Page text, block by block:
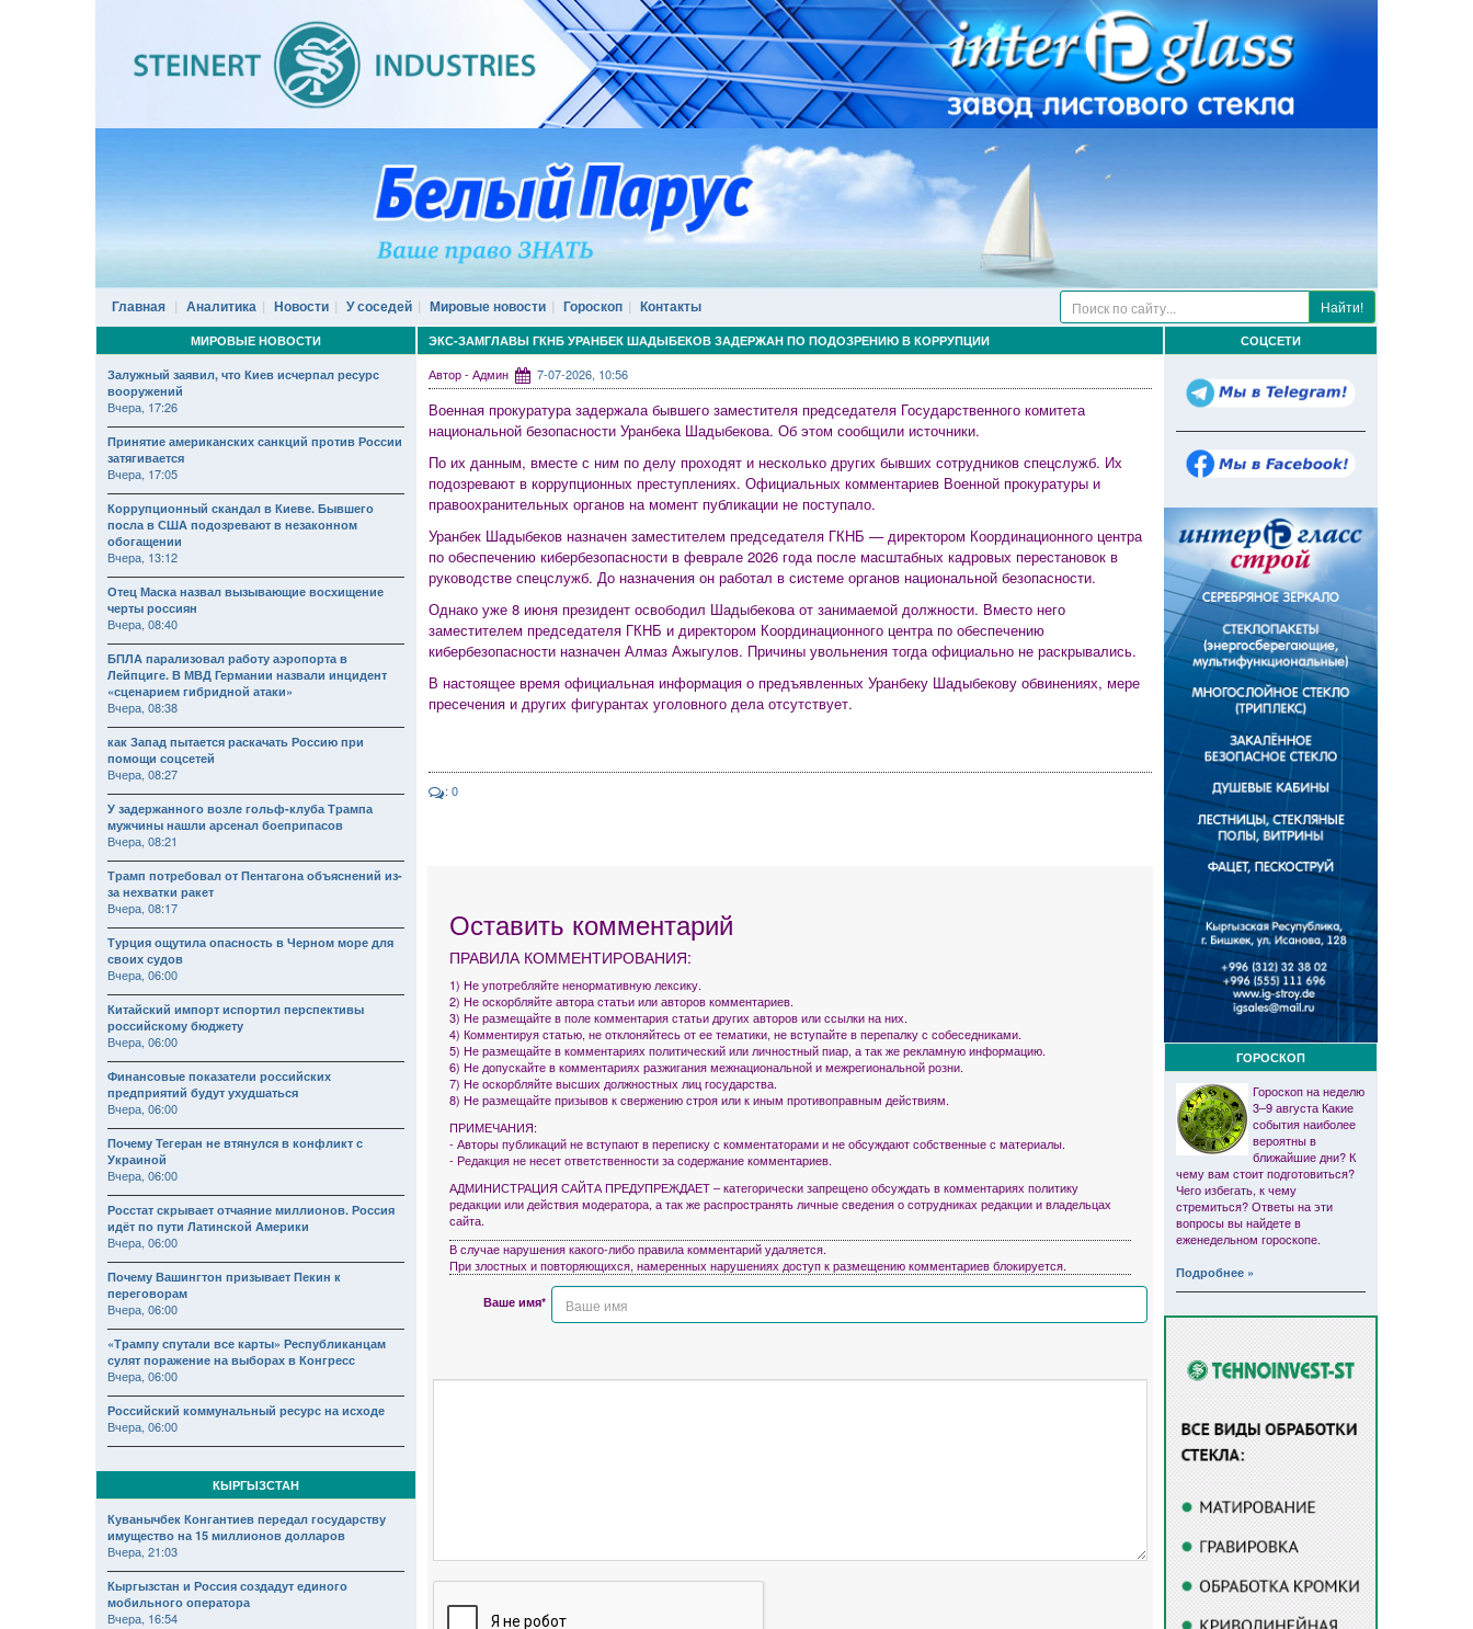
Главная Аналитика Новости У соседей Мировые новости Гороскоп Контакты Найти!
ЭКС-ЗАМГЛАВЫ ГКНБ УРАНБЕК ШАДЫБЕКОВ ЗАДЕРЖАН ПО ПОДОЗРЕНИЮ В КОРРУПЦИИ
Автор - Админ 7-07-2026, 10:56
Военная прокуратура задержала бывшего заместителя председателя Государственного комитета
национальной безопасности Уранбека Шадыбекова. Об этом сообщили источники.
По их данным, вместе с ним по делу проходят и несколько других бывших сотрудников спецслужб. Их
подозревают в коррупционных преступлениях. Официальных комментариев Военной прокуратуры и
правоохранительных органов на момент публикации не поступало.
Уранбек Шадыбеков назначен заместителем председателя ГКНБ — директором Координационного центра
по обеспечению кибербезопасности в феврале 2026 года после масштабных кадровых перестановок в
руководстве спецслужб. До назначения он работал в системе органов национальной безопасности.
Однако уже 8 июня президент освободил Шадыбекова от занимаемой должности. Вместо него
заместителем председателя ГКНБ и директором Координационного центра по обеспечению
кибербезопасности назначен Алмаз Ажыгулов. Причины увольнения тогда официально не раскрывались.
В настоящее время официальная информация о предъявленных Уранбеку Шадыбекову обвинениях, мере
пресечения и других фигурантах уголовного дела отсутствует.
: 0
Оставить комментарий
ПРАВИЛА КОММЕНТИРОВАНИЯ:
1) Не употребляйте ненормативную лексику.
2) Не оскорбляйте автора статьи или авторов комментариев.
3) Не размещайте в поле комментария статьи других авторов или ссылки на них.
4) Комментируя статью, не отклоняйтесь от ее тематики, не вступайте в перепалку с собеседниками.
5) Не размещайте в комментариях политический или личностный пиар, а так же рекламную информацию.
6) Не допускайте в комментариях разжигания межнациональной и межрегиональной розни.
7) Не оскорбляйте высших должностных лиц государства.
8) Не размещайте призывов к свержению строя или к иным противоправным действиям.
ПРИМЕЧАНИЯ:
- Авторы публикаций не вступают в переписку с комментаторами и не обсуждают собственные с материалы.
- Редакция не несет ответственности за содержание комментариев.
АДМИНИСТРАЦИЯ САЙТА ПРЕДУПРЕЖДАЕТ – категорически запрещено обсуждать в комментариях политику
редакции или действия модератора, а так же распространять личные сведения о сотрудниках редакции и владельцах
сайта.
В случае нарушения какого-либо правила комментарий удаляется.
При злостных и повторяющихся, намеренных нарушениях доступ к размещению комментариев блокируется.
Ваше имя*
МИРОВЫЕ НОВОСТИ
Залужный заявил, что Киев исчерпал ресурс
вооружений
Вчера, 17:26
Принятие американских санкций против России
затягивается
Вчера, 17:05
Коррупционный скандал в Киеве. Бывшего
посла в США подозревают в незаконном
обогащении
Вчера, 13:12
Отец Маска назвал вызывающие восхищение
черты россиян
Вчера, 08:40
БПЛА парализовал работу аэропорта в
Лейпциге. В МВД Германии назвали инцидент
«сценарием гибридной атаки»
Вчера, 08:38
как Запад пытается раскачать Россию при
помощи соцсетей
Вчера, 08:27
У задержанного возле гольф-клуба Трампа
мужчины нашли арсенал боеприпасов
Вчера, 08:21
Трамп потребовал от Пентагона объяснений из-
за нехватки ракет
Вчера, 08:17
Турция ощутила опасность в Черном море для
своих судов
Вчера, 06:00
Китайский импорт испортил перспективы
российскому бюджету
Вчера, 06:00
Финансовые показатели российских
предприятий будут ухудшаться
Вчера, 06:00
Почему Тегеран не втянулся в конфликт с
Украиной
Вчера, 06:00
Росстат скрывает отчаяние миллионов. Россия
идёт по пути Латинской Америки
Вчера, 06:00
Почему Вашингтон призывает Пекин к
переговорам
Вчера, 06:00
«Трампу спутали все карты» Республиканцам
сулят поражение на выборах в Конгресс
Вчера, 06:00
Российский коммунальный ресурс на исходе
Вчера, 06:00
КЫРГЫЗСТАН
Куванычбек Конгантиев передал государству
имущество на 15 миллионов долларов
Вчера, 21:03
Кыргызстан и Россия создадут единого
мобильного оператора
Вчера, 16:54
СОЦСЕТИ
ГОРОСКОП
Гороскоп на неделю
3–9 августа Какие
события наиболее
вероятны в
ближайшие дни? К
чему вам стоит подготовиться?
Чего избегать, к чему
стремиться? Ответы на эти
вопросы вы найдете в
еженедельном гороскопе.
Подробнее »